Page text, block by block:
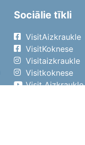
Sociālie tīkli
VisitAizkraukle
VisitKoknese
Visitaizkraukle
Visitkoknese
Visit Aizkraukle